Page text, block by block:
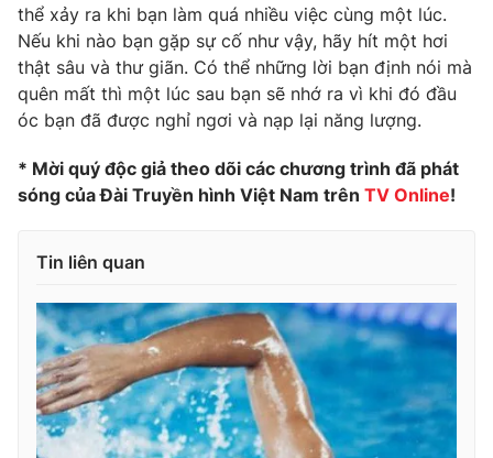
thể xảy ra khi bạn làm quá nhiều việc cùng một lúc.
Nếu khi nào bạn gặp sự cố như vậy, hãy hít một hơi
thật sâu và thư giãn. Có thể những lời bạn định nói mà
quên mất thì một lúc sau bạn sẽ nhớ ra vì khi đó đầu
óc bạn đã được nghỉ ngơi và nạp lại năng lượng.
* Mời quý độc giả theo dõi các chương trình đã phát
sóng của Đài Truyền hình Việt Nam trên TV Online!
Tin liên quan